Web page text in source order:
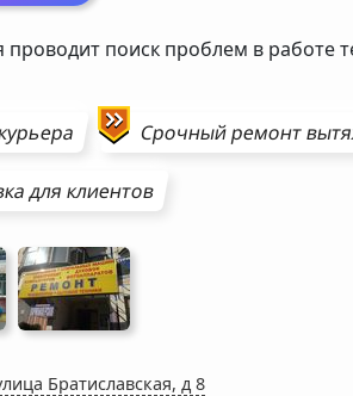
проводит поиск проблем в работе
Срочный ремонт
для клиентов
Братиславская, д 8